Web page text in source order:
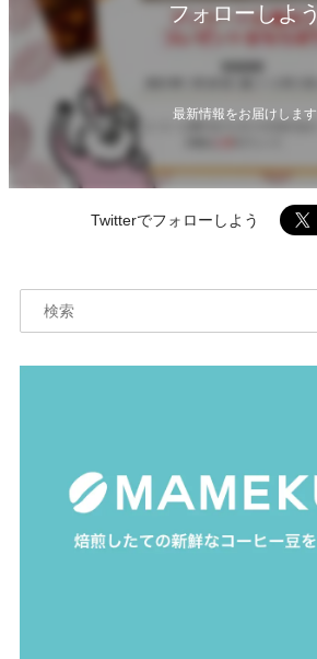
フォローしよう
最新情報をお届けします
Twitterでフォローしよう